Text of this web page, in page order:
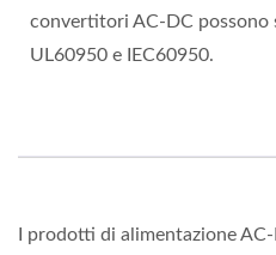
convertitori AC-DC possono
UL60950 e IEC60950.
I prodotti di alimentazione